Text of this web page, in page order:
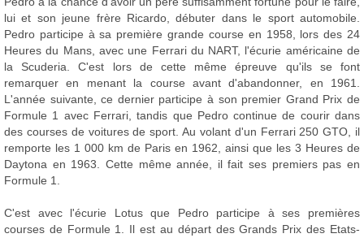
lui et son jeune frère Ricardo, débuter dans le sport automobile.
Pedro participe à sa première grande course en 1958, lors des 24
Heures du Mans, avec une Ferrari du NART, l'écurie américaine de
la Scuderia. C'est lors de cette même épreuve qu'ils se font
remarquer en menant la course avant d'abandonner, en 1961.
L'année suivante, ce dernier participe à son premier Grand Prix de
Formule 1 avec Ferrari, tandis que Pedro continue de courir dans
des courses de voitures de sport. Au volant d'un Ferrari 250 GTO, il
remporte les 1 000 km de Paris en 1962, ainsi que les 3 Heures de
Daytona en 1963. Cette même année, il fait ses premiers pas en
Formule 1.
C'est avec l'écurie Lotus que Pedro participe à ses premières
courses de Formule 1. Il est au départ des Grands Prix des Etats-